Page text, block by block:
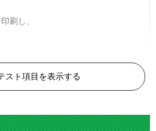
刷し、
スト項目を表示する